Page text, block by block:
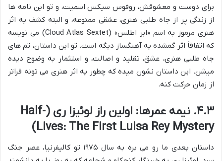
برای دوست و معشوقش، روفوس سیکس اسمیت، و تو این نامه ها
از زندگی پر از جاه طلبی هنری، عشقی ممنوعه، و البته کشف یه اثر
هنری مرموز به اسم «ابر اطلس» (Cloud Atlas Sextet) می نویسه
که اتفاقاً اثر گمشده یه آهنگساز دیگه است. تو این داستان، تم های
جاه طلبی هنری، عشق، تقلید و اصالت، و استثمار به وضوح دیده
میشن. این داستان نشون میده که چطور یه اثر هنری می تونه فراتر
از زمان حرکت کنه.
۴.۳. نیمه عمرها: اولین راز لوئیزا ری (Half-
Lives: The First Luisa Rey Mystery)
داستان بعدی ما رو می بره به سال ۱۹۷۵ تو کالیفرنیا، عصر جنگ